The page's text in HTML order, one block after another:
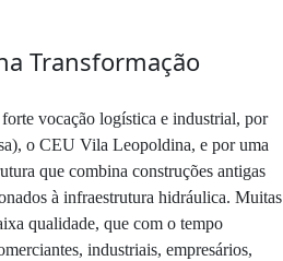
Transformação
vocação logística e industrial, por
o CEU Vila Leopoldina, e por uma
que combina construções antigas
à infraestrutura hidráulica. Muitas
qualidade, que com o tempo
industriais, empresários,